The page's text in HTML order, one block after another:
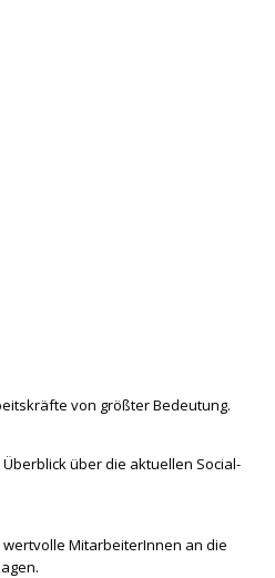
von größter Bedeutung.
über die aktuellen Social-
MitarbeiterInnen an die